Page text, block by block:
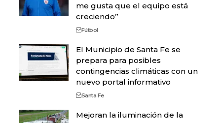
me gusta que el equipo está
creciendo”
Fútbol
El Municipio de Santa Fe se
prepara para posibles
contingencias climáticas con un
nuevo portal informativo
Santa Fe
Mejoran la iluminación de la